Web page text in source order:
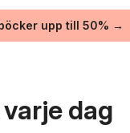
upp till 50% →
dag